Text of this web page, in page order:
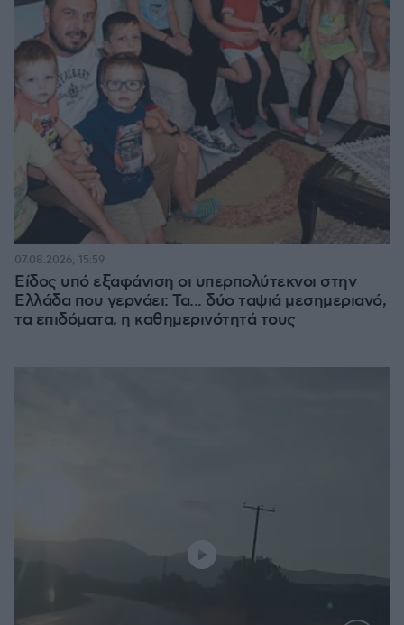
Είδος υπό εξαφάνιση οι υπερπολύτεκνοι στην
Ελλάδα που γερνάει: Τα... δύο ταψιά μεσημεριανό,
τα επιδόματα, η καθημερινότητά τους
07.08.2026, 15:59